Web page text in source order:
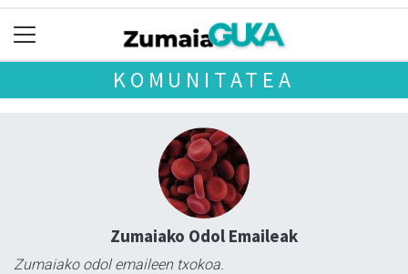
KOMUNITATEA
Zumaiako Odol Emaileak
Zumaiako odol emaileen txokoa.